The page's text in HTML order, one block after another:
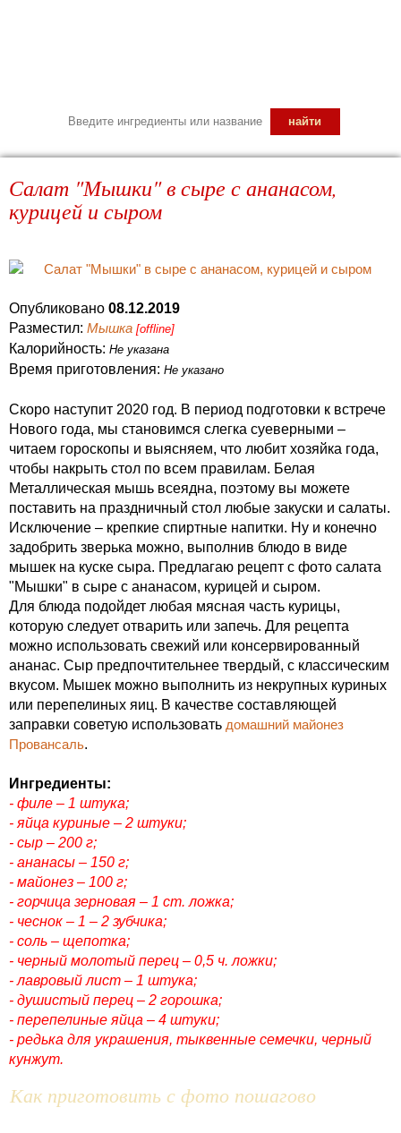
Салат "Мышки" в сыре с ананасом,
курицей и сыром
Опубликовано 08.12.2019
Разместил: Мышка [offline]
Калорийность: Не указана
Время приготовления: Не указано
Скоро наступит 2020 год. В период подготовки к встрече
Нового года, мы становимся слегка суеверными –
читаем гороскопы и выясняем, что любит хозяйка года,
чтобы накрыть стол по всем правилам. Белая
Металлическая мышь всеядна, поэтому вы можете
поставить на праздничный стол любые закуски и салаты.
Исключение – крепкие спиртные напитки. Ну и конечно
задобрить зверька можно, выполнив блюдо в виде
мышек на куске сыра. Предлагаю рецепт с фото салата
"Мышки" в сыре с ананасом, курицей и сыром.
Для блюда подойдет любая мясная часть курицы,
которую следует отварить или запечь. Для рецепта
можно использовать свежий или консервированный
ананас. Сыр предпочтительнее твердый, с классическим
вкусом. Мышек можно выполнить из некрупных куриных
или перепелиных яиц. В качестве составляющей
заправки советую использовать домашний майонез
Провансаль.
Ингредиенты:
- филе – 1 штука;
- яйца куриные – 2 штуки;
- сыр – 200 г;
- ананасы – 150 г;
- майонез – 100 г;
- горчица зерновая – 1 ст. ложка;
- чеснок – 1 – 2 зубчика;
- соль – щепотка;
- черный молотый перец – 0,5 ч. ложки;
- лавровый лист – 1 штука;
- душистый перец – 2 горошка;
- перепелиные яйца – 4 штуки;
- редька для украшения, тыквенные семечки, черный
кунжут.
Как приготовить с фото пошагово